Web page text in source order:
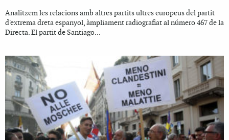
Analitzem les relacions amb altres partits ultres europeus del partit
d'extrema dreta espanyol, àmpliament radiografiat al número 467 de la
Directa. El partit de Santiago...